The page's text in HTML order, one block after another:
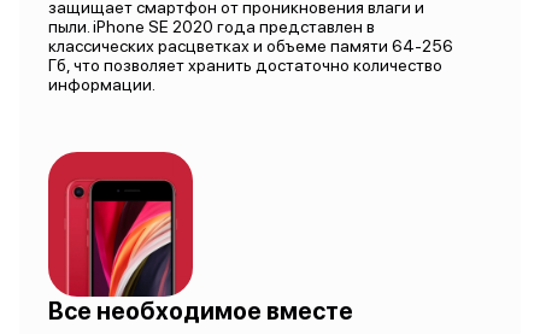
защищает смартфон от проникновения влаги и
пыли. iPhone SE 2020 года представлен в
классических расцветках и объеме памяти 64-256
Гб, что позволяет хранить достаточно количество
информации.
Все необходимое вместе